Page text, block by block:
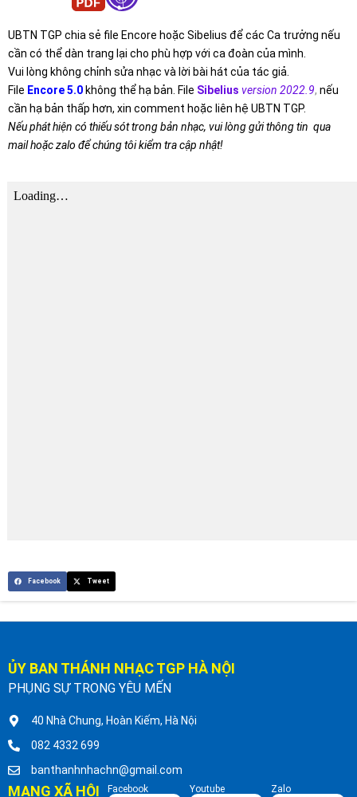
UBTN TGP chia sẻ file Encore hoặc Sibelius để các Ca trưởng nếu
cần có thể dàn trang lại cho phù hợp với ca đoàn của mình.
Vui lòng không chỉnh sửa nhạc và lời bài hát của tác giả.
File Encore 5.0không thể hạ bản. File Sibelius version 2022.9, nếu
cần hạ bản thấp hơn, xin comment hoặc liên hệ UBTN TGP.
Nếu phát hiện có thiếu sót trong bản nhạc, vui lòng gửi thông tin qua
mail hoặc zalo để chúng tôi kiểm tra cập nhật!
Facebook Tweet
ỦY BAN THÁNH NHẠC TGP HÀ NỘI
PHỤNG SỰ TRONG YÊU MẾN
40 Nhà Chung, Hoàn Kiếm, Hà Nội
082 4332 699
banthanhnhachn@gmail.com
MẠNG XÃ HỘI Facebook Youtube Zalo